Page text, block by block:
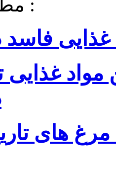
مطالب مشابه :
غذایی
های